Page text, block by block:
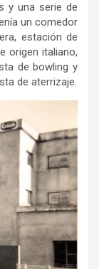
y una serie de
un comedor
estación de
origen italiano,
de bowling y
de aterrizaje.